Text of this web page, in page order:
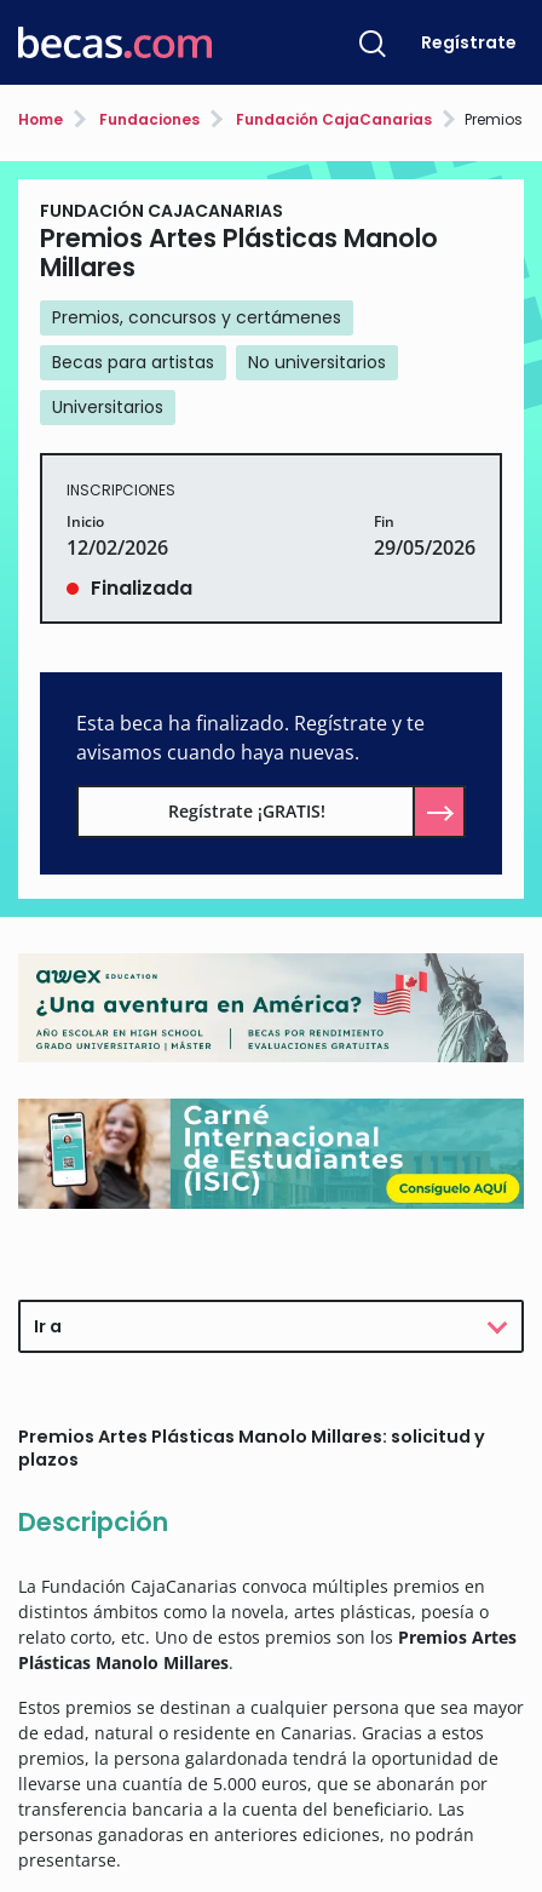
Regístrate
Home Fundaciones Fundación CajaCanarias Premios
FUNDACIÓN CAJACANARIAS
Premios Artes Plásticas Manolo
Millares
Premios, concursos y certámenes
Becas para artistas
No universitarios
Universitarios
INSCRIPCIONES
Inicio
12/02/2026
Fin
29/05/2026
Finalizada
Esta beca ha finalizado. Regístrate y te
avisamos cuando haya nuevas.
Regístrate ¡GRATIS!
Ir a
Premios Artes Plásticas Manolo Millares: solicitud y
plazos
Descripción
La Fundación CajaCanarias convoca múltiples premios en
distintos ámbitos como la novela, artes plásticas, poesía o
relato corto, etc. Uno de estos premios son los Premios Artes
Plásticas Manolo Millares.
Estos premios se destinan a cualquier persona que sea mayor
de edad, natural o residente en Canarias. Gracias a estos
premios, la persona galardonada tendrá la oportunidad de
llevarse una cuantía de 5.000 euros, que se abonarán por
transferencia bancaria a la cuenta del beneficiario. Las
personas ganadoras en anteriores ediciones, no podrán
presentarse.